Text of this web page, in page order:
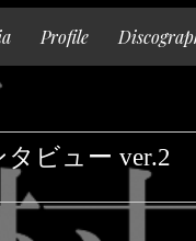
Profile
ビュー ver.2